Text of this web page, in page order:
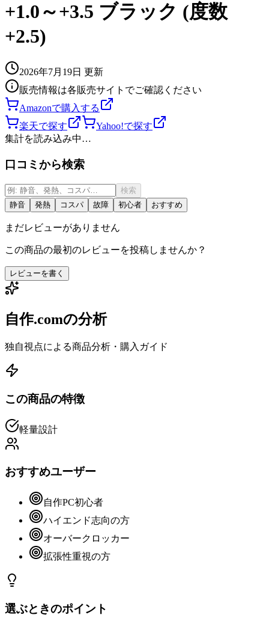
+1.0～+3.5 ブラック (度数
+2.5)
2026年7月19日 更新
販売情報は各販売サイトでご確認ください
Amazonで購入する
楽天で探す
Yahoo!で探す
集計を読み込み中…
口コミから検索
検索
静音
発熱 コスパ 故障 初心者 おすすめ
まだレビューがありません
この商品の最初のレビューを投稿しませんか？
レビューを書く
自作.comの分析
独自視点による商品分析・購入ガイド
この商品の特徴
軽量設計
おすすめユーザー
自作PC初心者
ハイエンド志向の方
オーバークロッカー
拡張性重視の方
選ぶときのポイント